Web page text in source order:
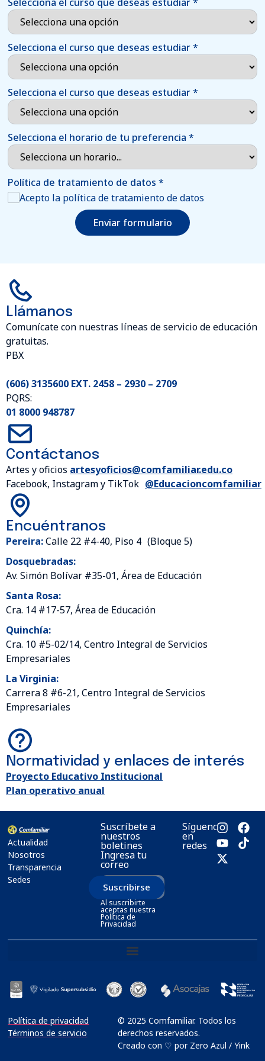
Selecciona el curso que deseas estudiar*
Selecciona el curso que deseas estudiar*
Selecciona el horario de tu preferencia*
Política de tratamiento de datos*
Acepto la política de tratamiento de datos
Enviar formulario
Llámanos
Comunícate con nuestras líneas de servicio de educación
gratuitas.
PBX
(606) 3135600 EXT. 2458 – 2930 – 2709
PQRS:
01 8000 948787
Contáctanos
Artes y oficios artesyoficios@comfamiliar.edu.co
Facebook, Instagram y TikTok @Educacioncomfamiliar
Encuéntranos
Pereira:Calle 22 #4-40, Piso 4 (Bloque 5)
Dosquebradas:
Av. Simón Bolívar #35-01, Área de Educación
Santa Rosa:
Cra. 14 #17-57, Área de Educación
Quinchía:
Cra. 10 #5-02/14, Centro Integral de Servicios
Empresariales
La Virginia:
Carrera 8 #6-21, Centro Integral de Servicios
Empresariales
Normatividad y enlaces de interés
Proyecto Educativo Institucional
Plan operativo anual
Actualidad
Nosotros
Transparencia
Sedes
Suscríbete a
nuestros
boletines
Ingresa tu
correo
Suscribirse
Al suscribirte
aceptas nuestra
Política de
Privacidad
Síguenos
en
redes
Política de privacidad
Términos de servicio
© 2025 Comfamiliar. Todos los
derechos reservados.
Creado con ♡ por Zero Azul / Yink